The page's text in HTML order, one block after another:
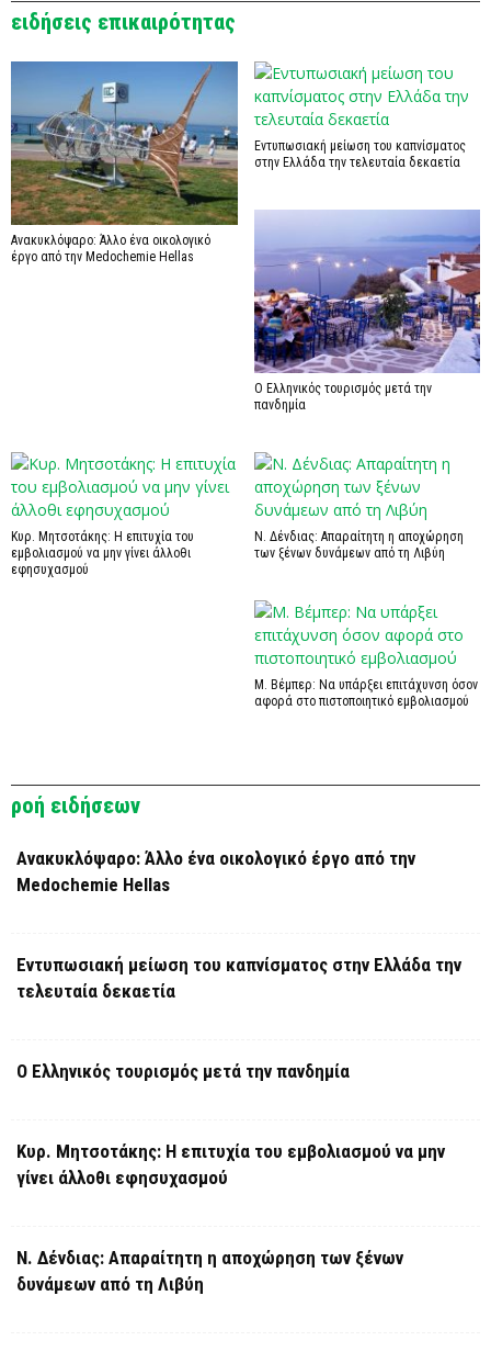
ειδήσεις επικαιρότητας
Ανακυκλόψαρο: Άλλο ένα οικολογικό
έργο από την Medochemie Hellas
Εντυπωσιακή μείωση του καπνίσματος
στην Ελλάδα την τελευταία δεκαετία
Ο Ελληνικός τουρισμός μετά την
πανδημία
Κυρ. Μητσοτάκης: Η επιτυχία του
εμβολιασμού να μην γίνει άλλοθι
εφησυχασμού
Ν. Δένδιας: Απαραίτητη η αποχώρηση
των ξένων δυνάμεων από τη Λιβύη
Μ. Βέμπερ: Να υπάρξει επιτάχυνση όσον
αφορά στο πιστοποιητικό εμβολιασμού
ροή ειδήσεων
Ανακυκλόψαρο: Άλλο ένα οικολογικό έργο από την
Medochemie Hellas
Εντυπωσιακή μείωση του καπνίσματος στην Ελλάδα την
τελευταία δεκαετία
Ο Ελληνικός τουρισμός μετά την πανδημία
Κυρ. Μητσοτάκης: Η επιτυχία του εμβολιασμού να μην
γίνει άλλοθι εφησυχασμού
Ν. Δένδιας: Απαραίτητη η αποχώρηση των ξένων
δυνάμεων από τη Λιβύη